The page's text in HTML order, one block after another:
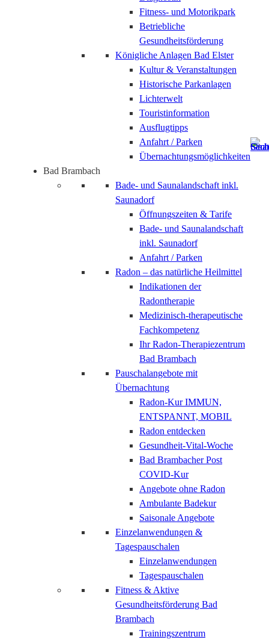
Fitness- und Motorikpark
Betriebliche
Gesundheitsförderung
Königliche Anlagen Bad Elster
Kultur & Veranstaltungen
Historische Parkanlagen
Lichterwelt
Touristinformation
Ausflugtipps
Anfahrt / Parken
Übernachtungsmöglichkeiten
Bad Brambach
Bade- und Saunalandschaft inkl.
Saunadorf
Öffnungszeiten & Tarife
Bade- und Saunalandschaft
inkl. Saunadorf
Anfahrt / Parken
Radon – das natürliche Heilmittel
Indikationen der
Radontherapie
Medizinisch-therapeutische
Fachkompetenz
Ihr Radon-Therapiezentrum
Bad Brambach
Pauschalangebote mit
Übernachtung
Radon-Kur IMMUN,
ENTSPANNT, MOBIL
Radon entdecken
Gesundheit-Vital-Woche
Bad Brambacher Post
COVID-Kur
Angebote ohne Radon
Ambulante Badekur
Saisonale Angebote
Einzelanwendungen &
Tagespauschalen
Einzelanwendungen
Tagespauschalen
Fitness & Aktive
Gesundheitsförderung Bad
Brambach
Trainingszentrum